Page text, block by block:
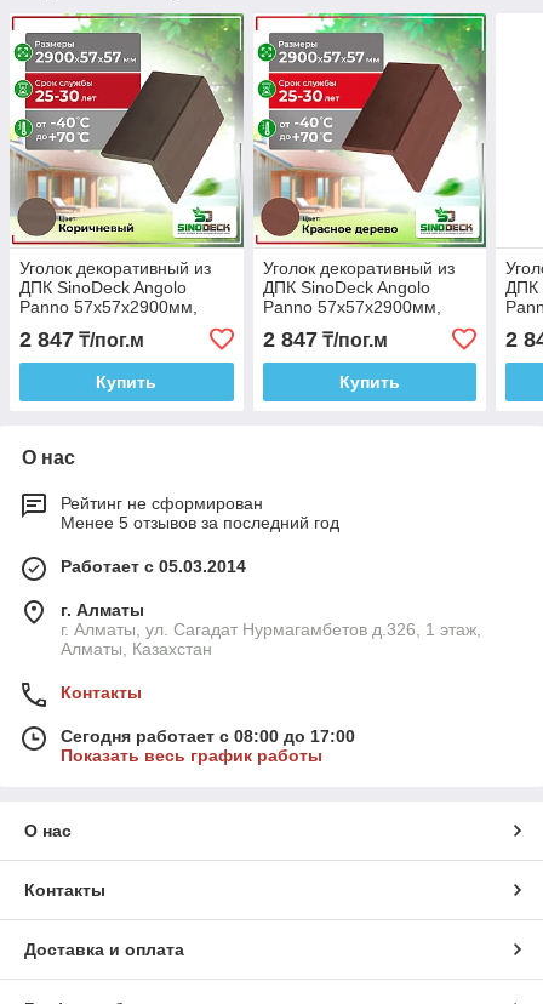
Уголок декоративный из
ДПК SinoDeck Angolo
Panno 57х57х2900мм,
2 847 ₸/пог.м
Купить
Уголок декоративный из
ДПК SinoDeck Angolo
Panno 57х57х2900мм,
2 847₸/пог.м
Купить
ДПК
2
О нас
Рейтинг не сформирован
Менее 5 отзывов за последний год
Работает с 05.03.2014
г. Алматы
г. Алматы, ул. Сагадат Нурмагамбетов д.326, 1 этаж,
Алматы, Казахстан
Контакты
Сегодня работает с 08:00 до 17:00
Показать весь график работы
О нас
Контакты
Доставка и оплата